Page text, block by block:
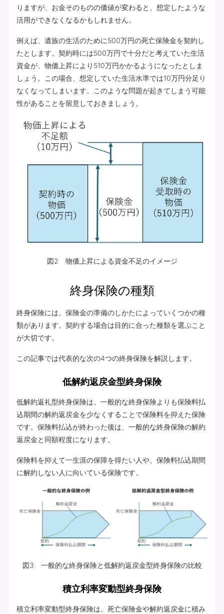
りますが、お金そのものの価値が変わると、想定したような
活用ができなくなるかもしれません。
例えば、遺族の生活のために500万円の死亡保険金を契約し
たとします。契約時には500万円で十分だと考えていた生活
資金が、物価上昇により510万円かかるようになったとしま
しょう。この場合、想定していた生活水準では10万円分足り
なくなってしまいます。このような問題が起きてしまう可能
性があることを留意しておきましょう。
図2 物価上昇による資金不足のイメージ
終身保険の種類
終身保険には、保険金の準備のしかたによっていくつかの種
類があります。契約する場合は目的に合った種類を選ぶこと
が大切です。
この記事では代表的な次の4つの終身保険を解説します。
低解約返戻金型終身保険
低解約返礼型終身保険は、一般的な終身保険よりも保険料払
込期間の解約返戻金を少なくすることで保険料を抑えた保険
です。保険料払込が終わった後は、一般的な終身保険の解約
返戻金と同額程度になります。
保険料を抑えて一生涯の保障を得たい人や、保険料払込期間
に解約しない人に向いている保険です。
図3 一般的な終身保険と低解約返戻金型終身保険の比較
積立利率変動型終身保険
積立利率変動型終身保険は、死亡保険金や解約返戻金に積み